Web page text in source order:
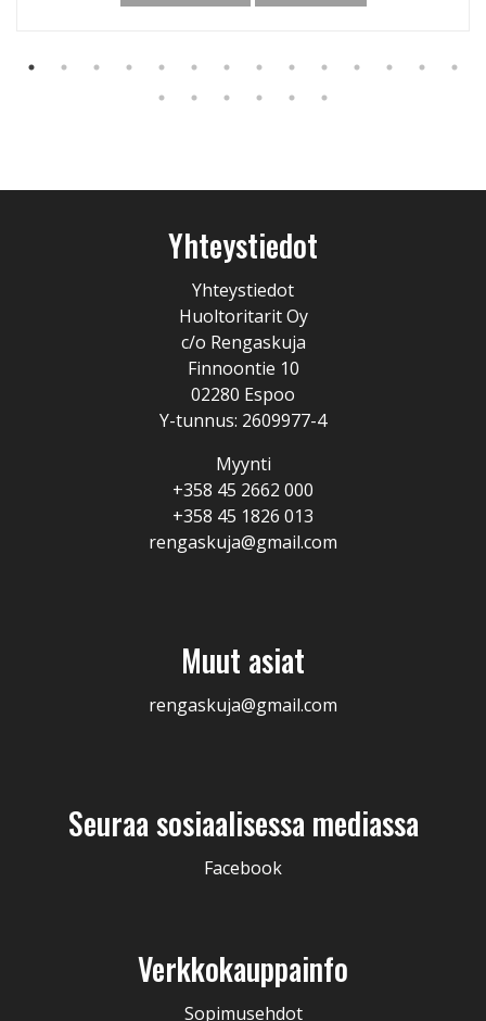
Yhteystiedot
Yhteystiedot
Huoltoritarit Oy
c/o Rengaskuja
Finnoontie 10
02280 Espoo
Y-tunnus: 2609977-4
Myynti
+358 45 2662 000
+358 45 1826 013
rengaskuja@gmail.com
Muut asiat
rengaskuja@gmail.com
Seuraa sosiaalisessa mediassa
Facebook
Verkkokauppainfo
Sopimusehdot